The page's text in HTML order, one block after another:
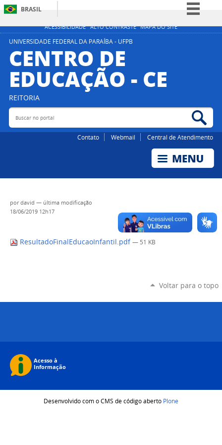
ACESSIBILIDADE ALTO CONTRASTE MAPA DO SITE
BRASIL
Simplifique!
Acesso à informação
Legislação
UNIVERSIDADE FEDERAL DA PARAÍBA - UFPB
CENTRO DE
EDUCAÇÃO - CE
REITORIA
Buscar no portal
Contato Webmail Central de Atendimento
pordavid — última modificação
18/06/2019 12h17
ResultadoFinalEducaoInfantil.pdf — 51 KB
Voltar para o topo
Desenvolvido com o CMS de código aberto Plone